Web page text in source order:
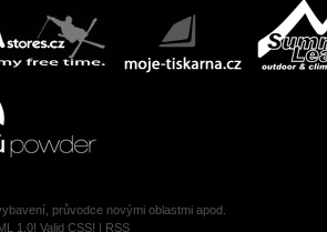
průvodce novými oblastmi apod.
1.0! Valid CSS! | RSS